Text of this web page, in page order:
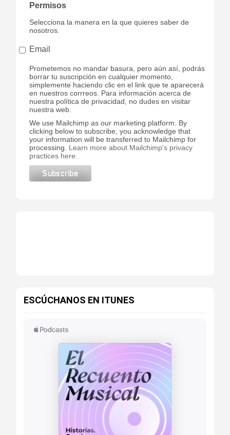
Permisos
Selecciona la manera en la que quieres saber de
nosotros.
Email
Prometemos no mandar basura, pero aún así, podrás
borrar tu suscripción en cualquier momento,
simplemente haciendo clic en el link que te aparecerá
en nuestros corrreos. Para información acerca de
nuestra política de privacidad, no dudes en visitar
nuestra web.
We use Mailchimp as our marketing platform. By
clicking below to subscribe, you acknowledge that
your information will be transferred to Mailchimp for
processing. Learn more about Mailchimp's privacy
practices here.
ESCÚCHANOS EN ITUNES